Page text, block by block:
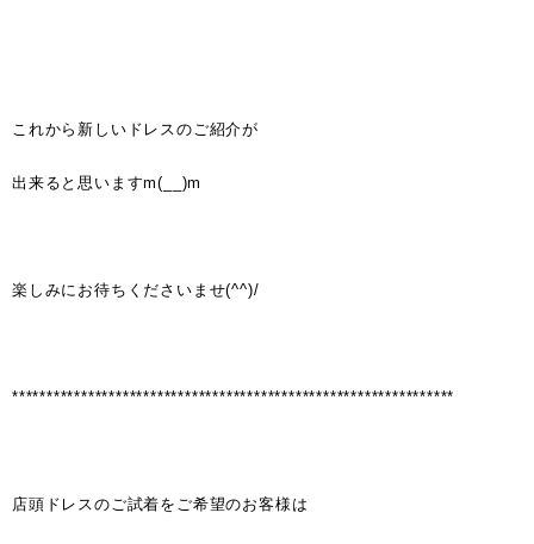
これから新しいドレスのご紹介が
出来ると思いますm(__)m
楽しみにお待ちくださいませ(^^)/
****************************************************************
店頭ドレスのご試着をご希望のお客様は